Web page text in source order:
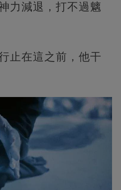
力減退，打不過魑
止在這之前，他干